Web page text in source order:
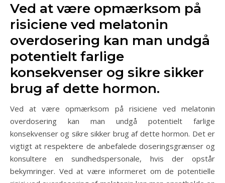
Ved at være opmærksom på
risiciene ved melatonin
overdosering kan man undgå
potentielt farlige
konsekvenser og sikre sikker
brug af dette hormon.
Ved at være opmærksom på risiciene ved melatonin
overdosering kan man undgå potentielt farlige
konsekvenser og sikre sikker brug af dette hormon. Det er
vigtigt at respektere de anbefalede doseringsgrænser og
konsultere en sundhedspersonale, hvis der opstår
bekymringer. Ved at være informeret om de potentielle